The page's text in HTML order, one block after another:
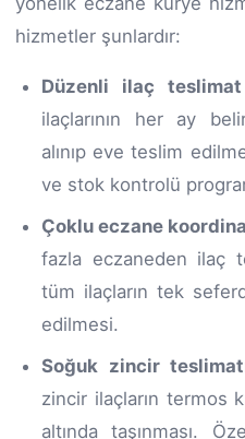
hizmetler şunlardır:
Düzenli ilaç teslimat
ilaçlarının her ay
alınıp eve teslim
ve stok kontrolü
Çoklu eczane
fazla eczaneden ilaç
tüm ilaçların tek
edilmesi.
Soğuk zincir
zincir ilaçların termos
altında taşınması.